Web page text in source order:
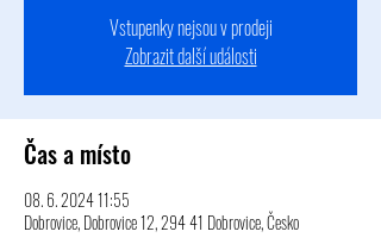
Vstupenky nejsou v prodeji
Zobrazit další události
Čas a místo
08. 6. 2024 11:55
Dobrovice, Dobrovice 12, 294 41 Dobrovice, Česko